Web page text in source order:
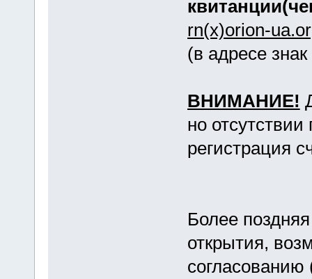
rn(х)orion-
(в адресе
ВНИМАНИЕ!
но
регистрация
Более
открытия,
согласованию